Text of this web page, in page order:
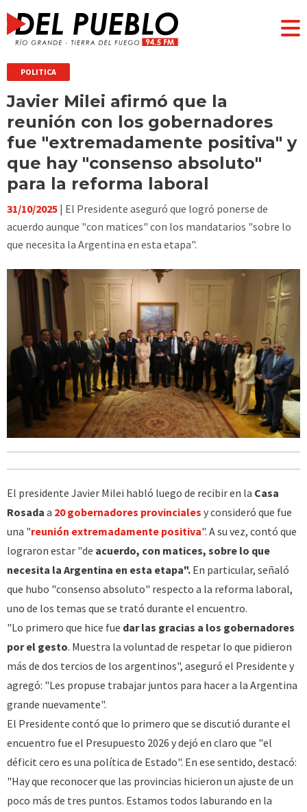
POLITICA
Javier Milei afirmó que la
reunión con los gobernadores
fue "extremadamente positiva" y
que hay "consenso absoluto"
para la reforma laboral
31/10/2025 | El Presidente aseguró que logró ponerse de
acuerdo aunque "con matices" con los mandatarios "sobre lo
que necesita la Argentina en esta etapa".
El presidente Javier Milei habló luego de recibir en la Casa
Rosada a 20 gobernadores provinciales y consideró que fue
una "reunión extremadamente positiva". A su vez, contó que
lograron estar "de acuerdo, con matices, sobre lo que
necesita la Argentina en esta etapa". En particular, señaló
que hubo "consenso absoluto" respecto a la reforma laboral,
uno de los temas que se trató durante el encuentro.
"Lo primero que hice fue dar las gracias a los gobernadores
por el gesto. Muestra la voluntad de respetar lo que pidieron
más de dos tercios de los argentinos", aseguró el Presidente y
agregó: "Les propuse trabajar juntos para hacer a la Argentina
grande nuevamente".
El Presidente contó que lo primero que se discutió durante el
encuentro fue el Presupuesto 2026 y dejó en claro que "el
déficit cero es una política de Estado". En ese sentido, destacó:
"Hay que reconocer que las provincias hicieron un ajuste de un
poco más de tres puntos. Estamos todos laburando en la